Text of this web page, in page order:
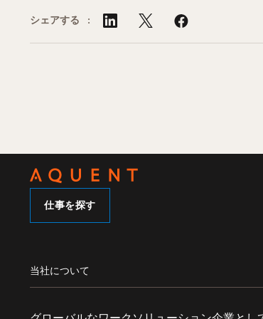
シェアする :
仕事を探す
当社について